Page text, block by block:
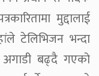
मुद्दालाई
टेलिभिजन भन्दा
अगाडी बढ्दै गएको